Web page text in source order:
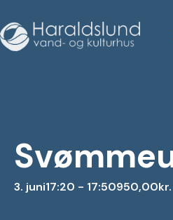
3. juni17:20 - 17:50950,00kr.